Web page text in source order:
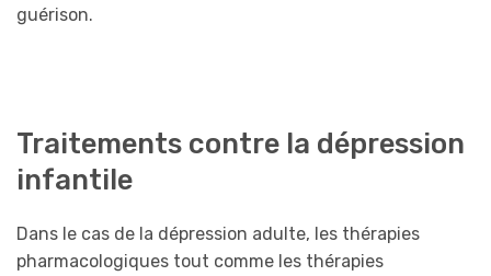
guérison.
Traitements contre la dépression
infantile
Dans le cas de la dépression adulte, les thérapies
pharmacologiques tout comme les thérapies